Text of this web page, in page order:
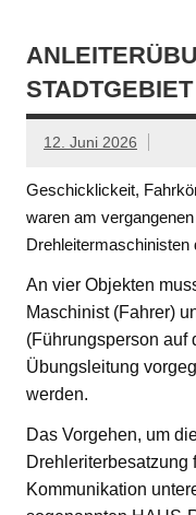
STADTGEBIET
12. Juni 2026
Geschicklickeit,
waren am
An vier Objekten
Maschinist (Fahrer)
(Führungsperson auf
Übungsleitung
werden.
Das Vorgehen, um
Drehleriterbesatzung
Kommunikation